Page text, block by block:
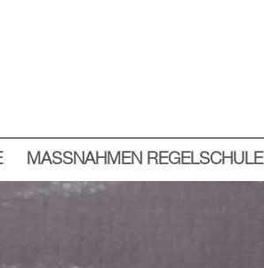
MASSNAHMEN REGELSCHULE